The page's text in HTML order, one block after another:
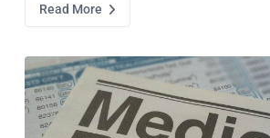
Read More